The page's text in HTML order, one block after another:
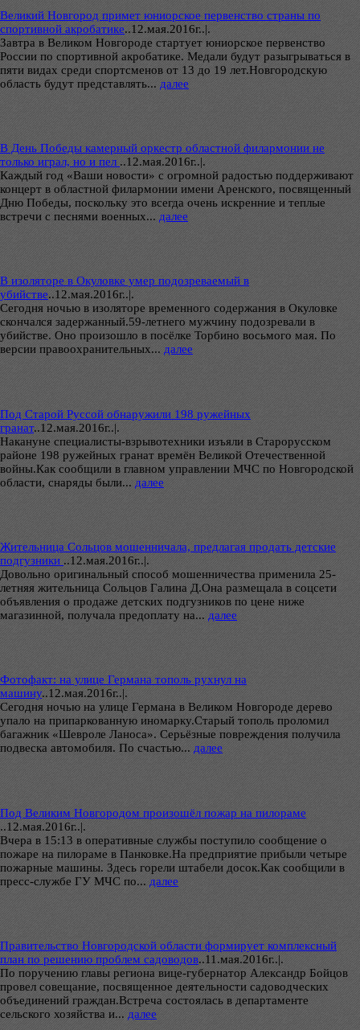
Великий Новгород примет юниорское первенство страны по
спортивной акробатике..12.мая.2016г..|.
Завтра в Великом Новгороде стартует юниорское первенство
России по спортивной акробатике. Медали будут разыгрываться в
пяти видах среди спортсменов от 13 до 19 лет.Новгородскую
область будут представлять... далее
В День Победы камерный оркестр областной филармонии не
только играл, но и пел ..12.мая.2016г..|.
Каждый год «Ваши новости» с огромной радостью поддерживают
концерт в областной филармонии имени Аренского, посвященный
Дню Победы, поскольку это всегда очень искренние и теплые
встречи с песнями военных... далее
В изоляторе в Окуловке умер подозреваемый в
убийстве..12.мая.2016г..|.
Сегодня ночью в изоляторе временного содержания в Окуловке
скончался задержанный.59-летнего мужчину подозревали в
убийстве. Оно произошло в посёлке Торбино восьмого мая. По
версии правоохранительных... далее
Под Старой Руссой обнаружили 198 ружейных
гранат..12.мая.2016г..|.
Накануне специалисты-взрывотехники изъяли в Старорусском
районе 198 ружейных гранат времён Великой Отечественной
войны.Как сообщили в главном управлении МЧС по Новгородской
области, снаряды были... далее
Жительница Сольцов мошенничала, предлагая продать детские
подгузники ..12.мая.2016г..|.
Довольно оригинальный способ мошенничества применила 25-
летняя жительница Сольцов Галина Д.Она размещала в соцсети
объявления о продаже детских подгузников по цене ниже
магазинной, получала предоплату на... далее
Фотофакт: на улице Германа тополь рухнул на
машину..12.мая.2016г..|.
Сегодня ночью на улице Германа в Великом Новгороде дерево
упало на припаркованную иномарку.Старый тополь проломил
багажник «Шевроле Ланоса». Серьёзные повреждения получила
подвеска автомобиля. По счастью... далее
Под Великим Новгородом произошёл пожар на пилораме
..12.мая.2016г..|.
Вчера в 15:13 в оперативные службы поступило сообщение о
пожаре на пилораме в Панковке.На предприятие прибыли четыре
пожарные машины. Здесь горели штабели досок.Как сообщили в
пресс-службе ГУ МЧС по... далее
Правительство Новгородской области формирует комплексный
план по решению проблем садоводов..11.мая.2016г..|.
По поручению главы региона вице-губернатор Александр Бойцов
провел совещание, посвященное деятельности садоводческих
объединений граждан.Встреча состоялась в департаменте
сельского хозяйства и... далее